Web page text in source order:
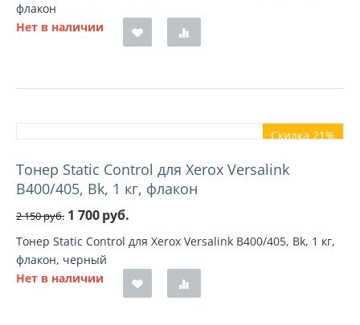
флакон
Нет в наличии
Скидка 21%
Тонер Static Control для Xerox Versalink
B400/405, Bk, 1 кг, флакон
2 150руб. 1 700руб.
Тонер Static Control для Xerox Versalink B400/405, Bk, 1 кг,
флакон, черный
Нет в наличии